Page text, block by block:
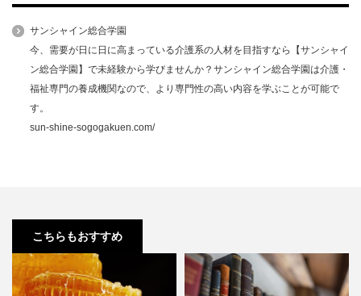
サンシャイン総合学園
今、需要が日に日に高まっている介護系の人材を目指すなら【サンシャイ
ン総合学園】で未経験から学びませんか？サンシャイン総合学園は介護・
福祉専門の養成機関なので、より専門性の高い内容を学ぶことが可能で
す。
sun-shine-sogogakuen.com/
こちらもおすすめ